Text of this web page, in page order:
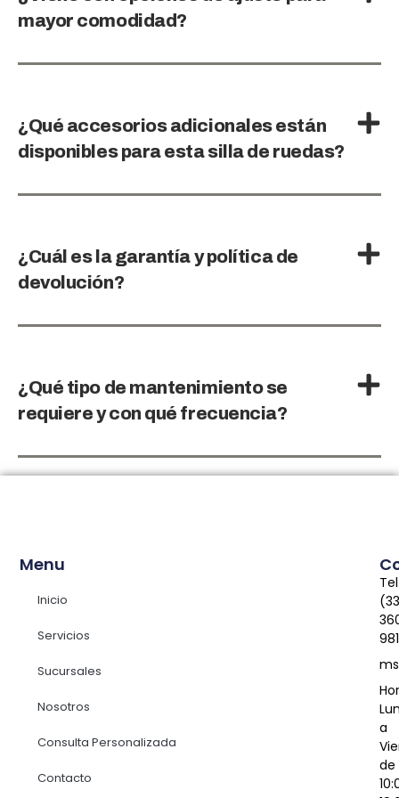
mayor comodidad?
¿Qué accesorios adicionales están
disponibles para esta silla de ruedas?
¿Cuál es la garantía y política de
devolución?
¿Qué tipo de mantenimiento se
requiere y con qué frecuencia?
Menu
Inicio
Servicios
Sucursales
Nosotros
Consulta Personalizada
Contacto
a
de